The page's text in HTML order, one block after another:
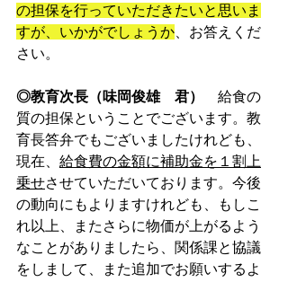
の担保を行っていただきたいと思いま
すが、いかがでしょうか 、お答えくだ
さい。
◎教育次長（味岡俊雄　君）
給食の
質の担保ということでございます。教
育長答弁でもございましたけれども、
現在、 給食費の金額に補助金を１割上
乗せさせていただいております。今後
の動向にもよりますけれども、もしこ
れ以上、またさらに物価が上がるよう
なことがありましたら、関係課と協議
をしまして、また追加でお願いするよ